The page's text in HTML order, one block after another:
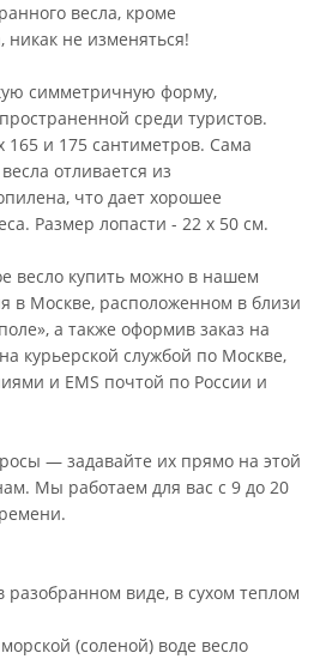
весла, кроме
никак не изменяться!
симметричную форму,
среди туристов.
165 и 175 сантиметров. Сама
отливается из
что дает хорошее
Размер лопасти - 22 х 50 см.
весло купить можно в нашем
в Москве, расположенном в близи
а также оформив заказ на
курьерской службой по Москве,
и EMS почтой по России и
— задавайте их прямо на этой
Мы работаем для вас с 9 до 20
разобранном виде, в сухом теплом
(соленой) воде весло